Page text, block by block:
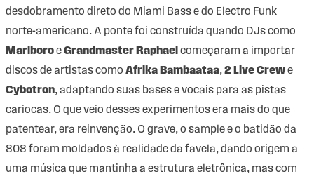
desdobramento direto do Miami Bass e do Electro Funk
norte-americano. A ponte foi construída quando DJs como
MarlboroeGrandmaster Raphael começaram a importar
discos de artistas como Afrika Bambaataa,2 Live Crewe
Cybotron, adaptando suas bases e vocais para as pistas
cariocas. O que veio desses experimentos era mais do que
patentear, era reinvenção. O grave, o sample e o batidão da
808 foram moldados à realidade da favela, dando origem a
uma música que mantinha a estrutura eletrônica, mas com